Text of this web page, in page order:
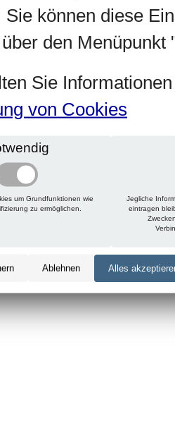
Sie können diese
den Menüpunkt
Sie
von Cookies
um Grundfunktionen wie
zu ermöglichen.
Jegliche
eintragen
Ablehnen Alles